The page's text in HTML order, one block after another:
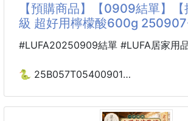
✅成分單純✅天然清潔✅安心除垢
帶來一款真正食品等級的潔淨產品‼️‼️
趁著大掃除檔期+1 🤩
讓清潔變得輕鬆✨✨又好安心
✅鹽選天然植物萃取 泡泡豐富細膩
✅散發淡淡檸檬香🍋超清新超環保♻️
【預購商品】【0909結單】
級 超好用檸檬酸600g
#LUFA20250909結單 #LUFA居家用
🐍 25B057T05400901